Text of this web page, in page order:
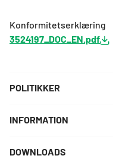
Konformitetserklæring
3524197_DOC_EN.pdf
POLITIKKER
INFORMATION
DOWNLOADS